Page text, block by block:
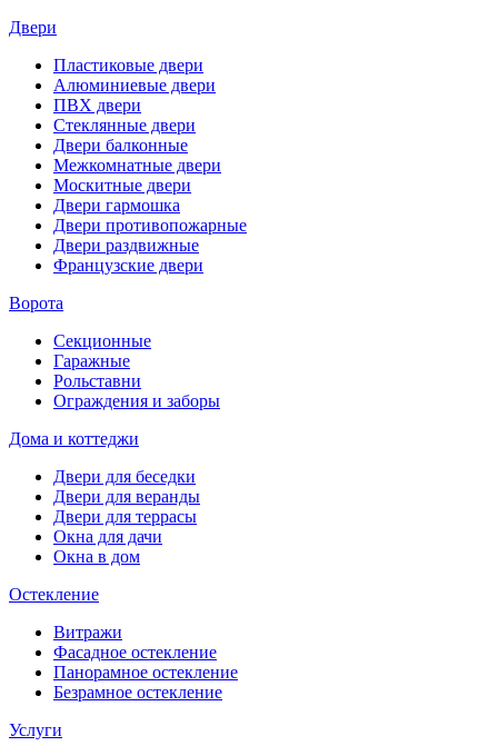
Двери
Пластиковые двери
Алюминиевые двери
ПВХ двери
Стеклянные двери
Двери балконные
Межкомнатные двери
Москитные двери
Двери гармошка
Двери противопожарные
Двери раздвижные
Французские двери
Ворота
Секционные
Гаражные
Рольставни
Ограждения и заборы
Дома и коттеджи
Двери для беседки
Двери для веранды
Двери для террасы
Окна для дачи
Окна в дом
Остекление
Витражи
Фасадное остекление
Панорамное остекление
Безрамное остекление
Услуги